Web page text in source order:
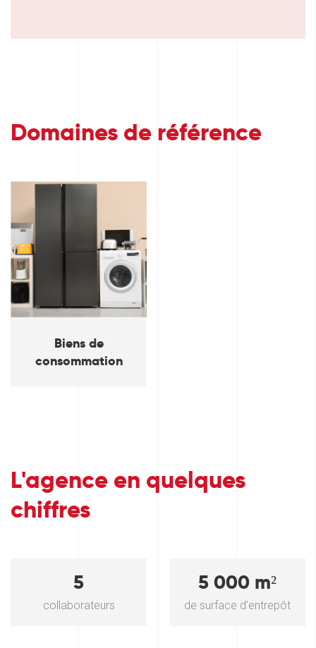
Domaines de référence
Biens de
consommation
L'agence en quelques
chiffres
5
collaborateurs
5 000 m²
de surface d’entrepôt